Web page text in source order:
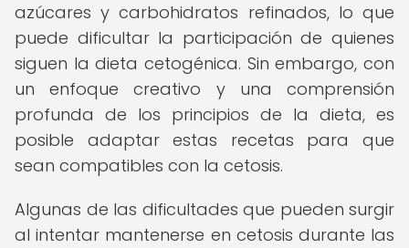
azúcares y carbohidratos refinados, lo que
puede dificultar la participación de quienes
siguen la dieta cetogénica. Sin embargo, con
un enfoque creativo y una comprensión
profunda de los principios de la dieta, es
posible adaptar estas recetas para que
sean compatibles con la cetosis.
Algunas de las dificultades que pueden surgir
al intentar mantenerse en cetosis durante las